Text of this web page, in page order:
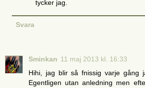
tycker jag.
Svara
Sminkan 11 maj 2013 kl. 16:33
Hihi, jag blir så fnissig varje gång
Egentligen utan anledning men